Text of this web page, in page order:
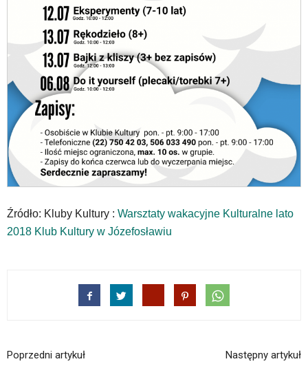
wyposażona
dedykowane
skróty
klawiaturowe,
zatem
nawigacja
obsługiwana
jest
standardowy
Na
stronie
portalu
Źródło: Kluby Kultury : Warsztaty wakacyjne Kulturalne lato
2018 Klub Kultury w Józefosławiu
Poprzedni artykuł Następny artykuł